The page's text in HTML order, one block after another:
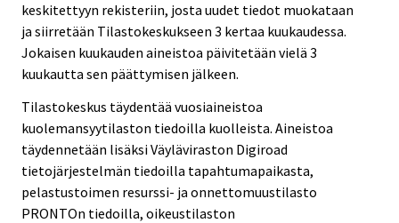
keskitettyyn rekisteriin, josta uudet tiedot muokataan
ja siirretään Tilastokeskukseen 3 kertaa kuukaudessa.
Jokaisen kuukauden aineistoa päivitetään vielä 3
kuukautta sen päättymisen jälkeen.
Tilastokeskus täydentää vuosiaineistoa
kuolemansyytilaston tiedoilla kuolleista. Aineistoa
täydennetään lisäksi Väyläviraston Digiroad
tietojärjestelmän tiedoilla tapahtumapaikasta,
pelastustoimen resurssi- ja onnettomuustilasto
PRONTOn tiedoilla, oikeustilaston